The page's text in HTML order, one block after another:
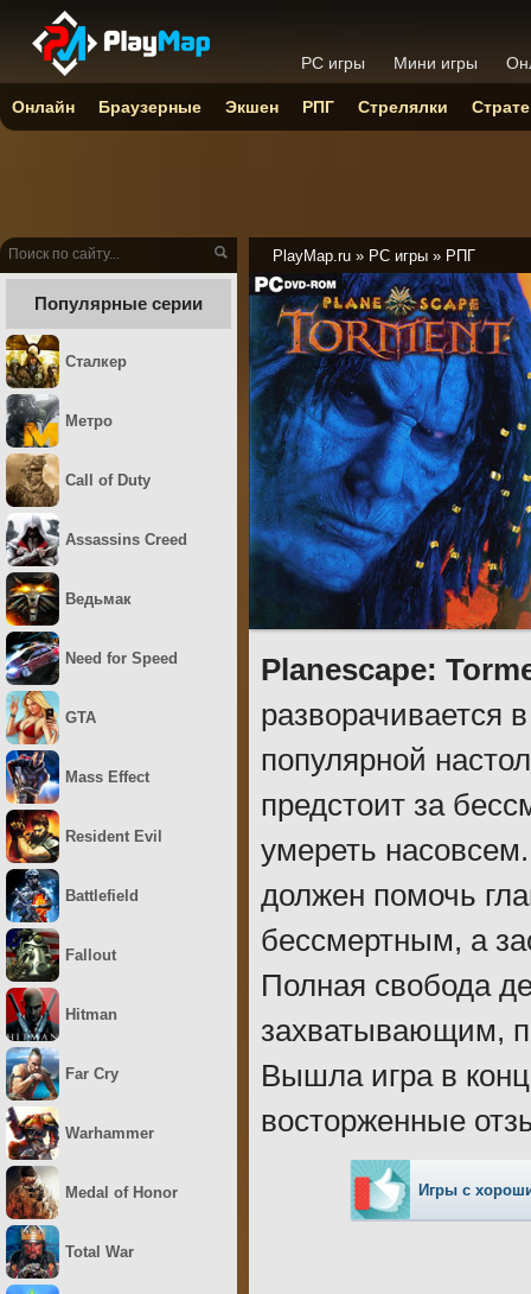
PlayMap.ru » PC игры » РПГ
Planescape:
разворачивается
популярной
предстоит за
умереть
должен помочь
бессмертным, а
Полная свобода
захватывающим,
Вышла игра в
восторженные
Игры с
Популярные серии
Сталкер
Метро
Call of Duty
Assassins Creed
Ведьмак
Need for Speed
GTA
Mass Effect
Resident Evil
Battlefield
Fallout
Hitman
Far Cry
Warhammer
Medal of Honor
Total War
PC игры Мини игры
Онлайн Браузерные Экшен РПГ Стрелялки